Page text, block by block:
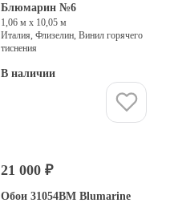
Блюмарин №6
1,06 м х 10,05 м
Италия, Флизелин, Винил горячего
тиснения
В наличии
21 000 ₽
Обои 31054BM Blumarine